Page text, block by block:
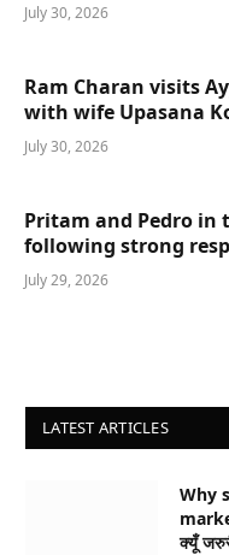
July 30, 2026
Ram Charan visits
with wife Upasana
July 30, 2026
Pritam and Pedro in
following strong
July 29, 2026
LATEST ARTICLES
Why
क्यूँ